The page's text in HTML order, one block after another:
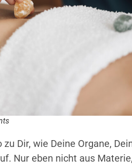
Dir, wie Deine Organe,
Nur eben nicht aus